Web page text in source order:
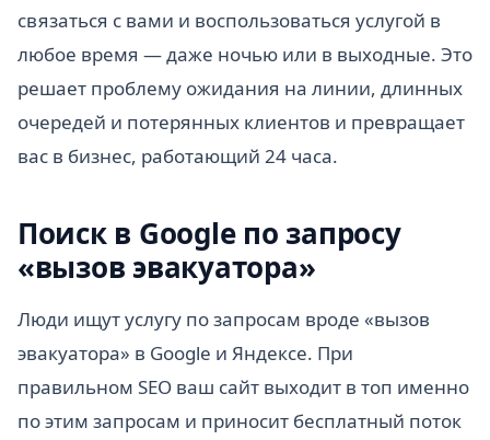
связаться с вами и воспользоваться услугой в
любое время — даже ночью или в выходные. Это
решает проблему ожидания на линии, длинных
очередей и потерянных клиентов и превращает
вас в бизнес, работающий 24 часа.
Поиск в Google по запросу
«вызов эвакуатора»
Люди ищут услугу по запросам вроде «вызов
эвакуатора» в Google и Яндексе. При
правильном SEO ваш сайт выходит в топ именно
по этим запросам и приносит бесплатный поток